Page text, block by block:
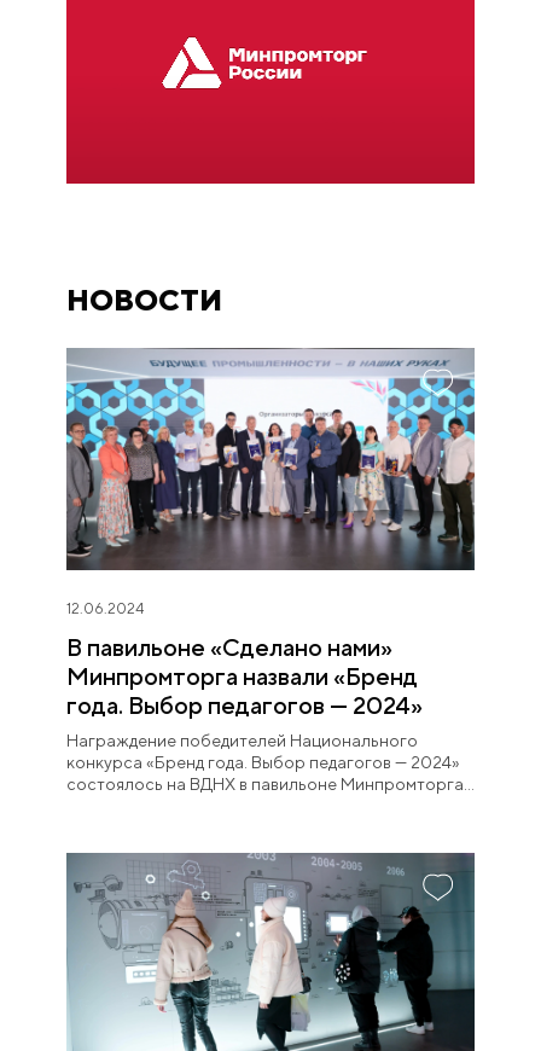
НОВОСТИ
12.06.2024
В павильоне «Сделано нами»
Минпромторга назвали «Бренд
года. Выбор педагогов — 2024»
Награждение победителей Национального
конкурса «Бренд года. Выбор педагогов — 2024»
состоялось на ВДНХ в павильоне Минпромторга